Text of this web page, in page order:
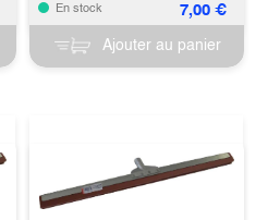
En stock 7,00€
Ajouter au panier